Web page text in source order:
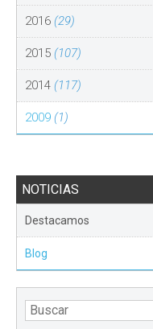
2016 (29)
2015 (107)
2014 (117)
2009 (1)
NOTICIAS
Destacamos
Blog